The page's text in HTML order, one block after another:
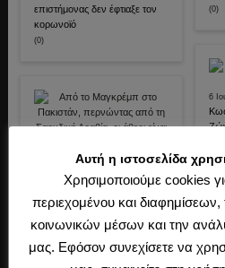
επιστήμονας δεν έφτιαξε τον
κορωνοϊό
(0)
29 Σεπτεμβρίου 2018
Η Αθεΐα στον ισλαμικό κόσμο
(0)
6
20
Αυτή η ιστοσελίδα
Χρησιμοποιούμε cookies
περιεχομένου και
κοινωνικών μέσων και την
μας. Εφόσον συνεχίσετε να